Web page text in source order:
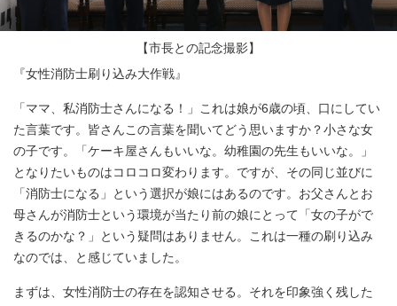
【市長との記念撮影】
『女性消防士刷り込み大作戦』
「ママ、私消防士さんになる！」これは娘が6歳の頃、口にしてい
た言葉です。皆さんこの言葉を聞いてどう思いますか？小さな女
の子です。「ケーキ屋さんもいいな。幼稚園の先生もいいな。」
となりたいものはコロコロ変わります。ですが、その同じ並びに
「消防士になる」という選択が娘にはあるのです。お父さんとお
母さんが消防士という環境が当たり前の娘にとって「女の子がで
きるのかな？」という疑問はありません。これは一種の刷り込み
なのでは、と感じていました。
まずは、女性消防士の存在を認知させる。それを印象強く残した